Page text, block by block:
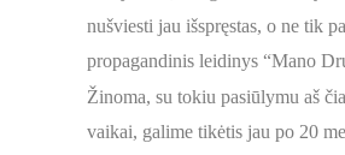
nušviesti jau išspręstas, o ne tik
propagandinis leidinys “Mano
Žinoma, su tokiu pasiūlymu aš
vaikai, galime tikėtis jau po 20